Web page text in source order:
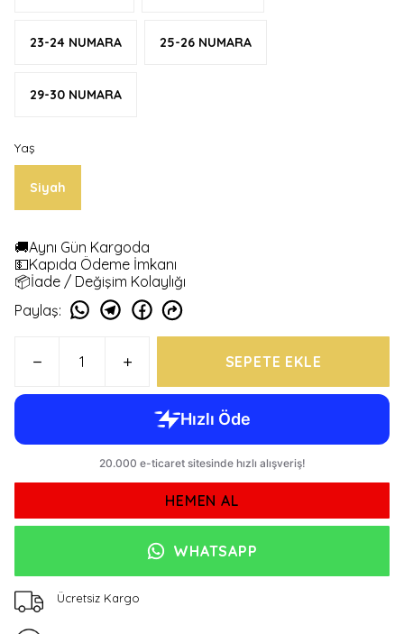
23-24 NUMARA 25-26 NUMARA
29-30 NUMARA
Yaş
Siyah
🚚Aynı Gün Kargoda
💵Kapıda Ödeme İmkanı
📦İade / Değişim Kolaylığı
Paylaş:
SEPETE EKLE
HEMEN AL
WHATSAPP
Ücretsiz Kargo